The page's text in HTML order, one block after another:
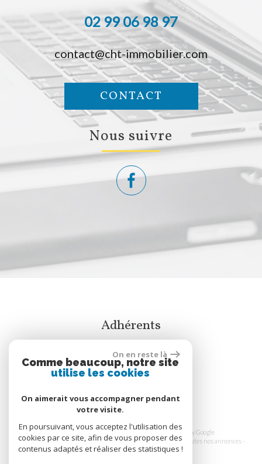
02 99 06 98 97
contact@cht-immobilier.com
CONTACT
nous suivre
adhérents
© 2026 | Tous droits réservés | Traduction powered by Google
Plan du site-Mentions légales -Honoraires- Liens-Admin- Toutes nos annonces -
Politique RGPD
On en reste là
Comme beaucoup, notre site
utilise les cookies
On aimerait vous accompagner pendant
votre visite.
En poursuivant, vous acceptez l'utilisation des
cookies par ce site, afin de vous proposer des
contenus adaptés et réaliser des statistiques !